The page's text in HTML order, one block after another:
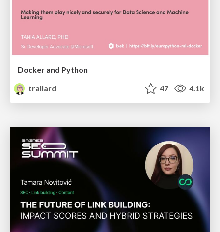
Docker and Python
trallard
47 4.1k